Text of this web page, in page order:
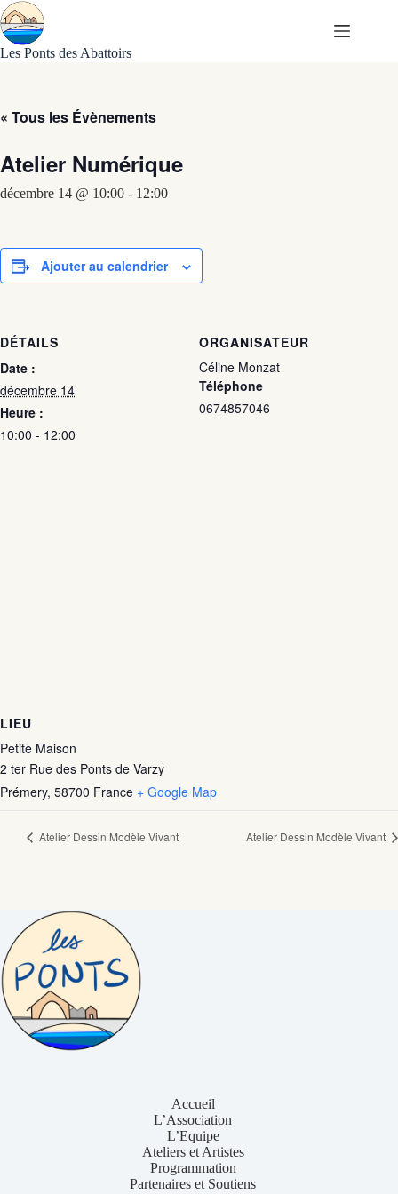
Passer
au
contenu
Les Ponts des Abattoirs
« Tous les Évènements
Atelier Numérique
décembre 14 @ 10:00 - 12:00
Ajouter au calendrier
DÉTAILS
Date :
décembre 14
Heure :
10:00 - 12:00
ORGANISATEUR
Céline Monzat
Téléphone
0674857046
LIEU
Petite Maison
2 ter Rue des Ponts de Varzy
Prémery, 58700 France + Google Map
Atelier Dessin Modèle Vivant Atelier Dessin Modèle Vivant
Accueil
L’Association
L’Equipe
Ateliers et Artistes
Programmation
Partenaires et Soutiens